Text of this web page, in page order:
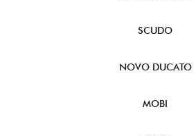
SCUDO
NOVO DUCATO
MOBI